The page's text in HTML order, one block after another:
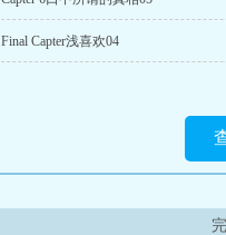
Final Capter浅喜欢04